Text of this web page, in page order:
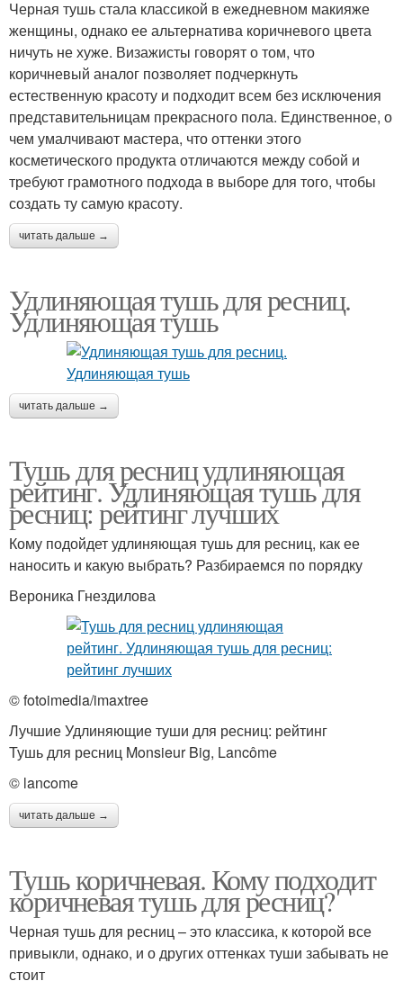
Черная тушь стала классикой в ежедневном макияже
женщины, однако ее альтернатива коричневого цвета
ничуть не хуже. Визажисты говорят о том, что
коричневый аналог позволяет подчеркнуть
естественную красоту и подходит всем без исключения
представительницам прекрасного пола. Единственное, о
чем умалчивают мастера, что оттенки этого
косметического продукта отличаются между собой и
требуют грамотного подхода в выборе для того, чтобы
создать ту самую красоту.
читать дальше →
Удлиняющая тушь для ресниц.
Удлиняющая тушь
читать дальше →
Тушь для ресниц удлиняющая
рейтинг. Удлиняющая тушь для
ресниц: рейтинг лучших
Кому подойдет удлиняющая тушь для ресниц, как ее
наносить и какую выбрать? Разбираемся по порядку
Вероника Гнездилова
© fotoimedia/imaxtree
Лучшие Удлиняющие туши для ресниц: рейтинг
Тушь для ресниц Monsieur Big, Lancôme
© lancome
читать дальше →
Тушь коричневая. Кому подходит
коричневая тушь для ресниц?
Черная тушь для ресниц – это классика, к которой все
привыкли, однако, и о других оттенках туши забывать не
стоит